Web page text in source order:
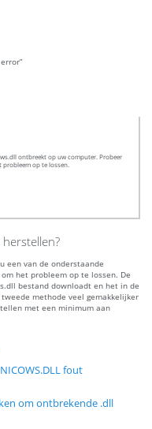
ontbreekt op uw computer. Probeer
probleem op te lossen.
een van de onderstaande
het probleem op te lossen. De
bestand downloadt en het in de
methode veel gemakkelijker
met een minimum aan
fout
om ontbrekende .dll